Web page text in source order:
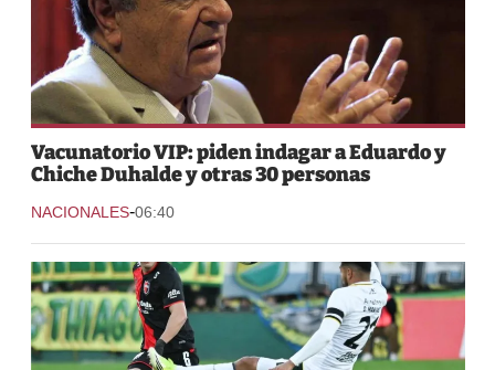
Vacunatorio VIP: piden indagar a Eduardo y
Chiche Duhalde y otras 30 personas
NACIONALES-06:40